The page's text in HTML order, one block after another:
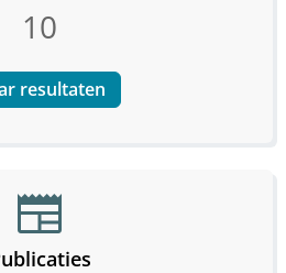
10
resultaten
newspaper